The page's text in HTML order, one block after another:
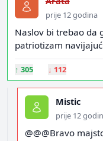
prije 12 godina
Naslov bi trebao da
patriotizam
↑ 305 ↓ 112
Mistic
prije 12
@@@Bravo